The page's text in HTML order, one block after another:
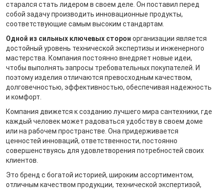
старался стать лидером в своем деле. Он поставил перед
собой задачу производить инновационные продукты,
соответствующие самым высоким стандартам.
Одной из сильных ключевых сторон организации является
достойный уровень технической экспертизы и инженерного
мастерства. Компания постоянно внедряет новые идеи,
чтобы выполнять запросы требовательных покупателей. И
поэтому изделия отличаются превосходным качеством,
долговечностью, эффективностью, обеспечивая надежность
и комфорт.
Компания движется к созданию лучшего мира сантехники, где
каждый человек может радоваться удобству в своем доме
или на рабочем пространстве. Она придерживается
ценностей инноваций, ответственности, постоянно
совершенствуясь для удовлетворения потребностей своих
клиентов.
Это бренд с богатой историей, широким ассортиментом,
отличным качеством продукции, технической экспертизой,